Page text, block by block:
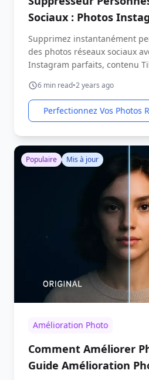
Sociaux : Photos
Parfaites
Supprimez instantanément
des photos réseaux sociaux
Instagram parfaits, contenu
6min read•2 years ago
Perfectionnez Vos Photos
Populaire Mis à jour
Amélioration Photo
Comment Améliorer
Guide Amélioration